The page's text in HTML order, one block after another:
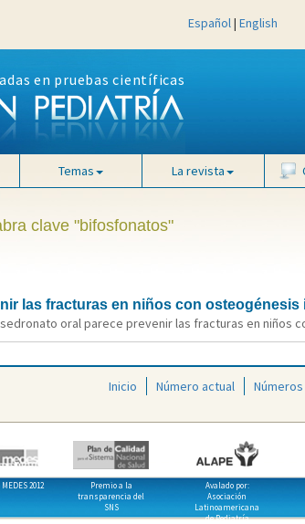
Español| English
en pruebas científicas
Temas La revista
clave "bifosfonatos"
las fracturas en niños con osteogénesis
oral parece prevenir las fracturas en niños
Inicio Número actual
2012
Premio a la
transparencia del
SNS
Avalado por:
Asociación
Latinoamericana
de Pediatría